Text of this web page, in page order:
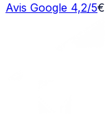
Avis Google 4,2/5€